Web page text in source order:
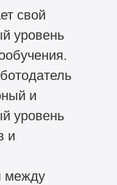
свой
уровень
и
уровень
и
между